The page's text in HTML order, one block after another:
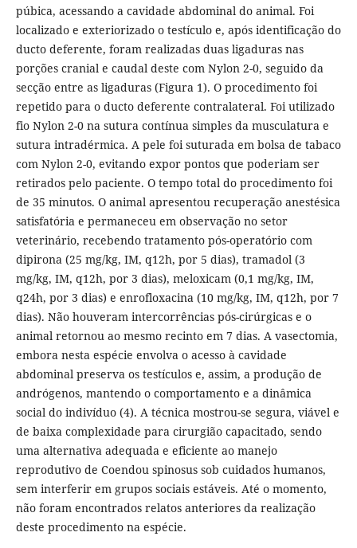
púbica, acessando a cavidade abdominal do animal. Foi
localizado e exteriorizado o testículo e, após identificação do
ducto deferente, foram realizadas duas ligaduras nas
porções cranial e caudal deste com Nylon 2-0, seguido da
secção entre as ligaduras (Figura 1). O procedimento foi
repetido para o ducto deferente contralateral. Foi utilizado
fio Nylon 2-0 na sutura contínua simples da musculatura e
sutura intradérmica. A pele foi suturada em bolsa de tabaco
com Nylon 2-0, evitando expor pontos que poderiam ser
retirados pelo paciente. O tempo total do procedimento foi
de 35 minutos. O animal apresentou recuperação anestésica
satisfatória e permaneceu em observação no setor
veterinário, recebendo tratamento pós-operatório com
dipirona (25 mg/kg, IM, q12h, por 5 dias), tramadol (3
mg/kg, IM, q12h, por 3 dias), meloxicam (0,1 mg/kg, IM,
q24h, por 3 dias) e enrofloxacina (10 mg/kg, IM, q12h, por 7
dias). Não houveram intercorrências pós-cirúrgicas e o
animal retornou ao mesmo recinto em 7 dias. A vasectomia,
embora nesta espécie envolva o acesso à cavidade
abdominal preserva os testículos e, assim, a produção de
andrógenos, mantendo o comportamento e a dinâmica
social do indivíduo (4). A técnica mostrou-se segura, viável e
de baixa complexidade para cirurgião capacitado, sendo
uma alternativa adequada e eficiente ao manejo
reprodutivo de Coendou spinosus sob cuidados humanos,
sem interferir em grupos sociais estáveis. Até o momento,
não foram encontrados relatos anteriores da realização
deste procedimento na espécie.